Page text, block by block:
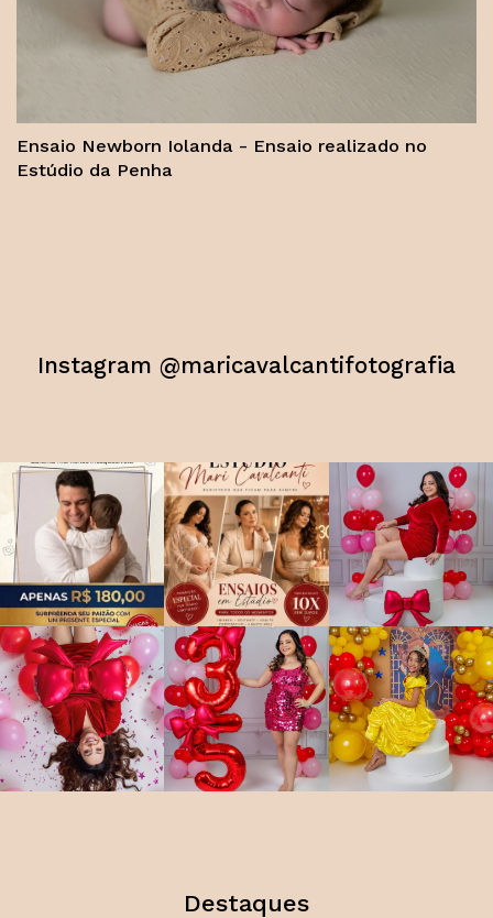
Ensaio Newborn Iolanda - Ensaio realizado no
Estúdio da Penha
Instagram @maricavalcantifotografia
Destaques